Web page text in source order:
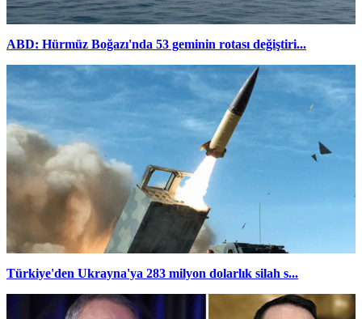
ABD: Hürmüz Boğazı'nda 53 geminin rotası değiştiri...
Türkiye'den Ukrayna'ya 283 milyon dolarlık silah s...